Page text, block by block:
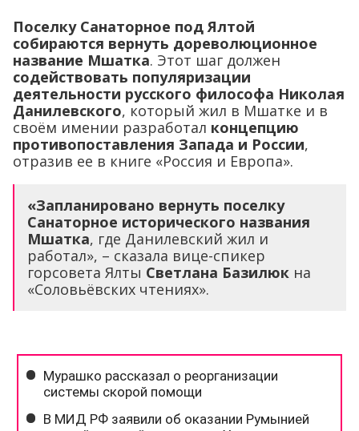
Поселку Санаторное под Ялтой
собираются вернуть дореволюционное
название Мшатка. Этот шаг должен
содействовать популяризации
деятельности русского философа Николая
Данилевского, который жил в Мшатке и в
своём имении разработал концепцию
противопоставления Запада и России,
отразив ее в книге «Россия и Европа».
«Запланировано вернуть поселку
Санаторное исторического названия
Мшатка, где Данилевский жил и
работал», – сказала вице-спикер
горсовета Ялты Светлана Базилюк на
«Соловьёвских чтениях».